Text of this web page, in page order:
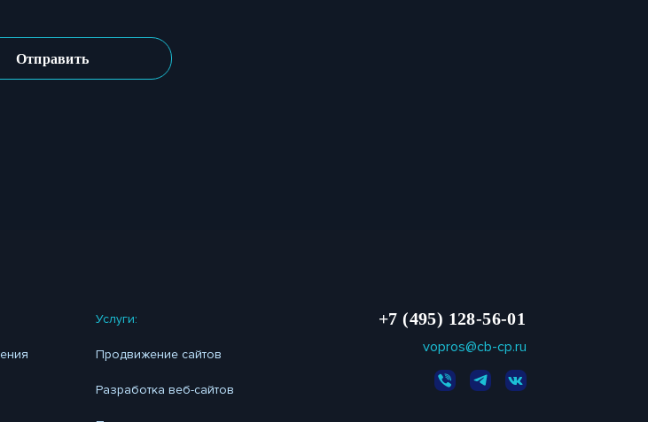
Услуги:
Продвижение сайтов
Разработка веб-сайтов
+7 (495) 128-56-01
vopros@cb-cp.ru